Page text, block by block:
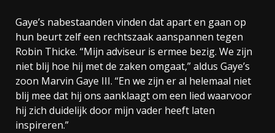
Gaye’s nabestaanden vinden dat apart en gaan op
hun beurt zelf een rechtszaak aanspannen tegen
Robin Thicke. “Mijn adviseur is ermee bezig. We zijn
niet blij hoe hij met de zaken omgaat,” aldus Gaye’s
zoon Marvin Gaye III. “En we zijn er al helemaal niet
blij mee dat hij ons aanklaagt om een lied waarvoor
hij zich duidelijk door mijn vader heeft laten
inspireren.”